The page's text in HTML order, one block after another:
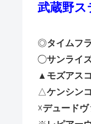
武蔵野ス
◎タイムフ
◯サンライ
▲ モズアス
△ケンシン
☓デュードヴ